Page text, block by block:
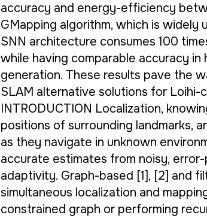
accuracy and energy-efficiency
GMapping algorithm, which is widely
SNN architecture consumes 100
while having comparable accuracy
generation. These results pave the
SLAM alternative solutions for Loihi-
INTRODUCTION Localization,
positions of surrounding landmarks,
as they navigate in unknown
accurate estimates from noisy,
adaptivity. Graph-based [1], [2] and
simultaneous localization and
constrained graph or performing